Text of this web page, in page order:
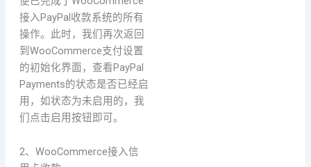
接入PayPal收款系统的所有
操作。此时，我们再次返回
到WooCommerce支付设置
的初始化界面，查看PayPal
Payments的状态是否已经启
用，如状态为未启用的，我
们点击启用按钮即可。
2、WooCommerce接入信